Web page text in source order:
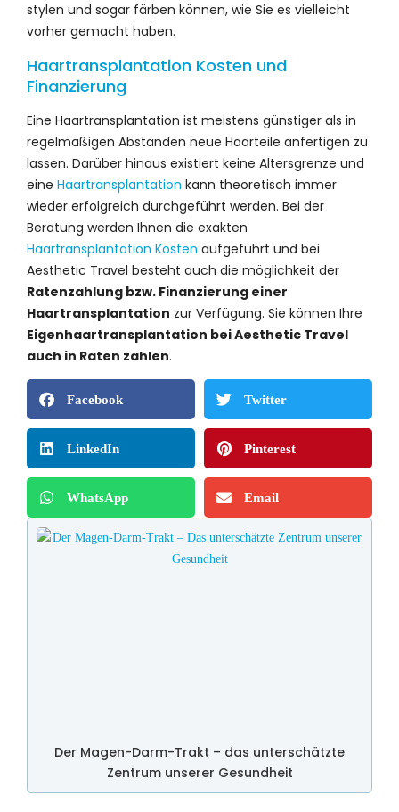
stylen und sogar färben können, wie Sie es vielleicht
vorher gemacht haben.
Haartransplantation Kosten und
Finanzierung
Eine Haartransplantation ist meistens günstiger als in
regelmäßigen Abständen neue Haarteile anfertigen zu
lassen. Darüber hinaus existiert keine Altersgrenze und
eine Haartransplantation kann theoretisch immer
wieder erfolgreich durchgeführt werden. Bei der
Beratung werden Ihnen die exakten
Haartransplantation Kosten aufgeführt und bei
Aesthetic Travel besteht auch die möglichkeit der
Ratenzahlung bzw. Finanzierung einer
Haartransplantation zur Verfügung. Sie können Ihre
Eigenhaartransplantation bei Aesthetic Travel
auch in Raten zahlen.
Facebook Twitter
LinkedIn Pinterest
WhatsApp Email
Der Magen-Darm-Trakt – das unterschätzte
Zentrum unserer Gesundheit